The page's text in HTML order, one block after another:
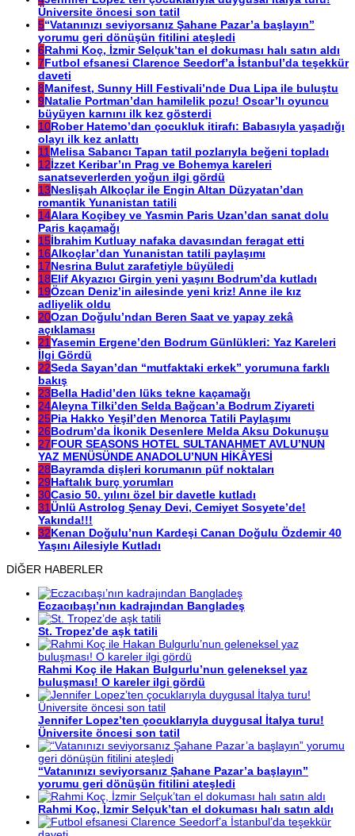
Üniversite öncesi son tatil
5“Vatanınızı seviyorsanız Şahane Pazar’a başlayın”
yorumu geri dönüşün fitilini ateşledi
6Rahmi Koç, İzmir Selçuk’tan el dokuması halı satın aldı
7Futbol efsanesi Clarence Seedorf’a İstanbul’da teşekkür
daveti
8Manifest, Sunny Hill Festivali’nde Dua Lipa ile buluştu
9Natalie Portman’dan hamilelik pozu! Oscar’lı oyuncu
büyüyen karnını ilk kez gösterdi
10Rober Hatemo’dan çocukluk itirafı: Babasıyla yaşadığı
olayı ilk kez anlattı
11 Melisa Sabancı Tapan tatil pozlarıyla beğeni topladı
12İzzet Keribar’ın Prag ve Bohemya kareleri
sanatseverlerden yoğun ilgi gördü
13Neslişah Alkoçlar ile Engin Altan Düzyatan’dan
romantik Yunanistan tatili
14Alara Koçibey ve Yasmin Paris Uzan’dan sanat dolu
Paris kaçamağı
15İbrahim Kutluay nafaka davasından feragat etti
16Alkoçlar’dan Yunanistan tatili paylaşımı
17Nesrina Bulut zarafetiyle büyüledi
18Elif Akyazıcı Girgin yeni yaşını Bodrum’da kutladı
19Özcan Deniz’in ailesinde yeni kriz! Anne ile kız
adliyelik oldu
20Ozan Doğulu’ndan Beren Saat ve yapay zekâ
açıklaması
21Yasemin Ergene’den Bodrum Günlükleri: Yaz Kareleri
İlgi Gördü
22Seda Sayan’dan “mutfaktaki erkek” yorumuna farklı
bakış
23Bella Hadid’den lüks tekne kaçamağı
24Aleyna Tilki’den Selda Bağcan’a Bodrum Ziyareti
25Pia Hakko Yeşil’den Menorca Tatili Paylaşımı
26Bodrum’da İkonik Desenlere Melda Aksu Dokunuşu
27FOUR SEASONS HOTEL SULTANAHMET AVLU’NUN
YAZ MENÜSÜNDE ANADOLU’NUN HİKÂYESİ
28Bayramda dişleri korumanın püf noktaları
29Haftalık burç yorumları
30Casio 50. yılını özel bir davetle kutladı
31Ünlü Astrolog Şenay Devi, Cemiyet Sosyete’de!
Yakında!!!
32Kenan Doğulu’nun Kardeşi Canan Doğulu Özdemir 40
Yaşını Ailesiyle Kutladı
DİĞER HABERLER
Eczacıbaşı’nın kadrajından Bangladeş
St. Tropez’de aşk tatili
Rahmi Koç ile Hakan Bulgurlu’nun geleneksel yaz
buluşması! O kareler ilgi gördü
Jennifer Lopez’ten çocuklarıyla duygusal İtalya turu!
Üniversite öncesi son tatil
“Vatanınızı seviyorsanız Şahane Pazar’a başlayın”
yorumu geri dönüşün fitilini ateşledi
Rahmi Koç, İzmir Selçuk’tan el dokuması halı satın aldı